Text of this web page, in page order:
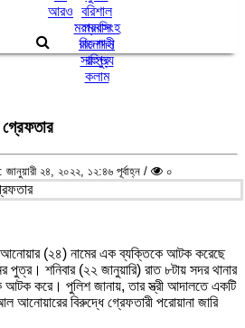
বরিশাল
ময়মনসিংহ
রাজশাহী
রংপুর
আরও
প্রবাস
বিনোদন
সাহিত্য
কলাম
গ্রেফতার
২৪, ২০২২, ১২:৪৬ পূর্বাহ্ন / ০
আনোয়ার (২৪) নামের এক ব্যক্তিকে আটক করেছে
পুত্র। শনিবার (২২ জানুয়ারি) রাত ৮টায় সদর থানার
আটক করে। পুলিশ জানায়, তার স্ত্রী আদালতে একটি
বিরুদ্ধে গ্রেফতারী পরোয়ানা জারি